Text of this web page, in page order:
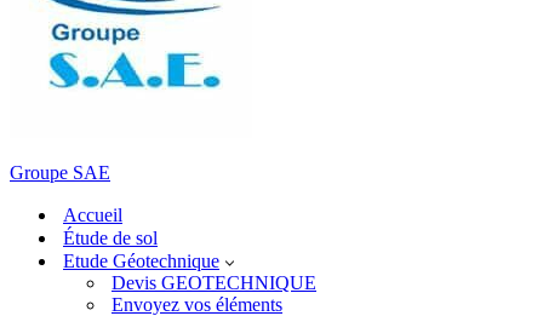
Groupe SAE
Accueil
Étude de sol
Etude Géotechnique
Devis GEOTECHNIQUE
Envoyez vos éléments